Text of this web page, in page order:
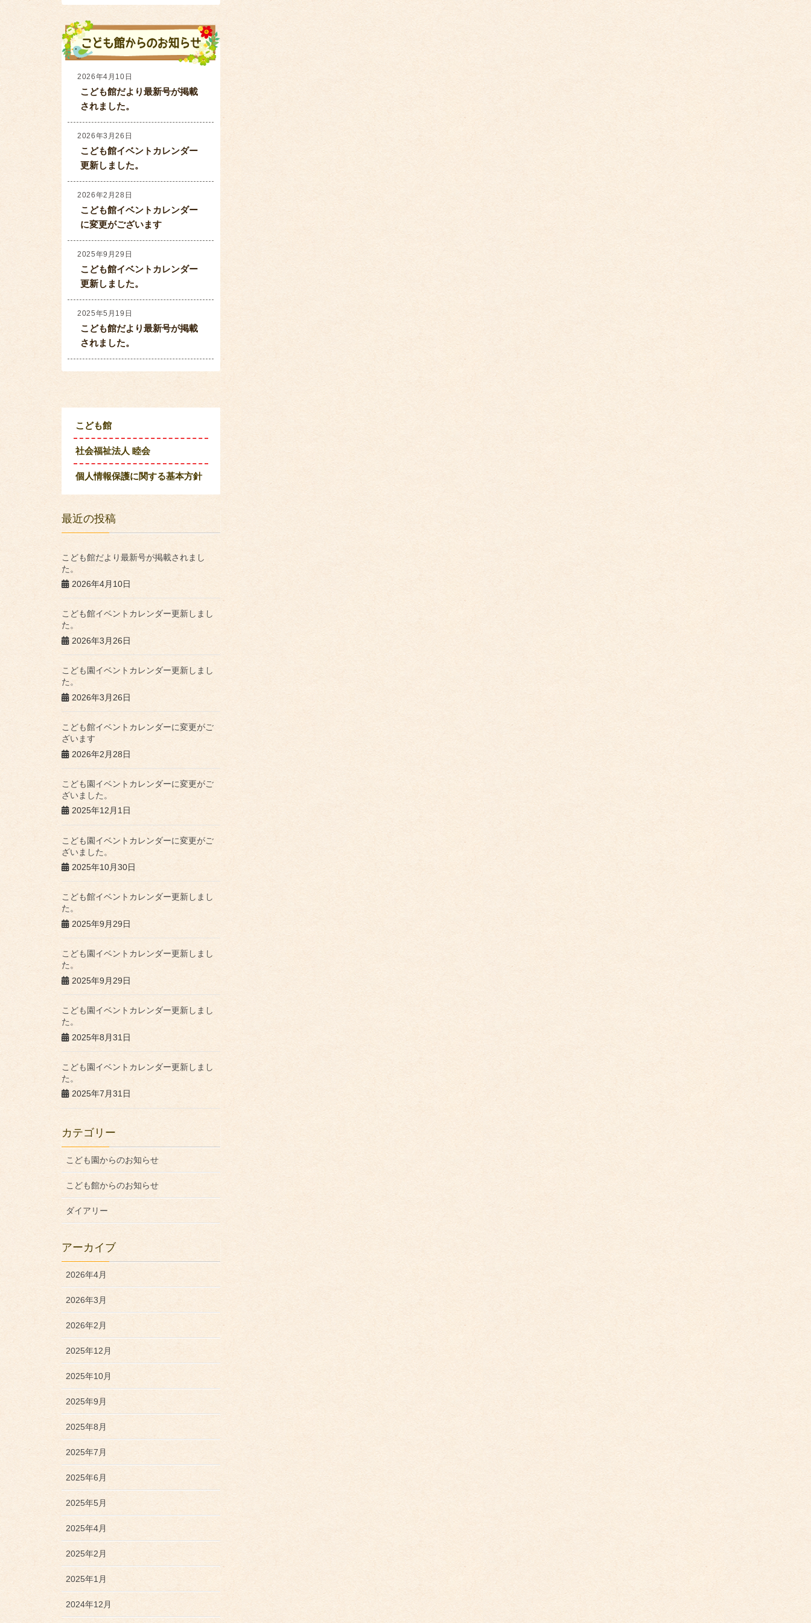
2026年4月10日
こども館だより最新号が掲載
されました。
2026年3月26日
こども館イベントカレンダー
更新しました。
2026年2月28日
こども館イベントカレンダー
に変更がございます
2025年9月29日
こども館イベントカレンダー
更新しました。
2025年5月19日
こども館だより最新号が掲載
されました。
こども館
社会福祉法人 睦会
個人情報保護に関する基本方針
最近の投稿
こども館だより最新号が掲載されまし
た。
2026年4月10日
こども館イベントカレンダー更新しまし
た。
2026年3月26日
こども園イベントカレンダー更新しまし
た。
2026年3月26日
こども館イベントカレンダーに変更がご
ざいます
2026年2月28日
こども園イベントカレンダーに変更がご
ざいました。
2025年12月1日
こども園イベントカレンダーに変更がご
ざいました。
2025年10月30日
こども館イベントカレンダー更新しまし
た。
2025年9月29日
こども園イベントカレンダー更新しまし
た。
2025年9月29日
こども園イベントカレンダー更新しまし
た。
2025年8月31日
こども園イベントカレンダー更新しまし
た。
2025年7月31日
カテゴリー
こども園からのお知らせ
こども館からのお知らせ
ダイアリー
アーカイブ
2026年4月
2026年3月
2026年2月
2025年12月
2025年10月
2025年9月
2025年8月
2025年7月
2025年6月
2025年5月
2025年4月
2025年2月
2025年1月
2024年12月